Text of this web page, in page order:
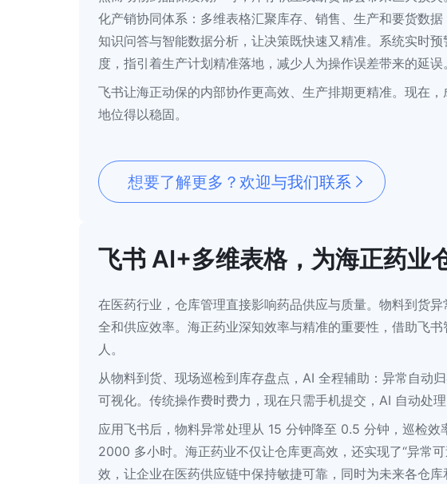
化产销协同体系：多维表格汇聚库存、销售、生产和要货数
知识问答与智能数据分析，让决策既快速又精准。系统实时
度，指引着生产计划精准落地，减少人为操作误差带来的延误。
飞书让海正动保的内部协作更高效、生产排期更精准。现在
地位得以稳固。
想要了解更多？欢迎与我们联系
飞书 AI+多维表格，为海正药业
在医药行业，仓库管理直接影响药品供应与质量。物料到货
全和供应效率。海正药业深知效率与精准的重要性，借助飞
人。
从物料到货、现场巡检到库存盘点，AI 全程辅助：异常自动
可视化。传统操作费时费力，现在只需手机提交，AI 自动处理
应用飞书后，物料异常处理从 15 分钟降至 0.5 分钟，巡检
2000 多小时。海正药业不仅让仓库更高效，还实现了“异常
效，让企业在医药供应链中保持敏捷可靠，同时为未来各仓库